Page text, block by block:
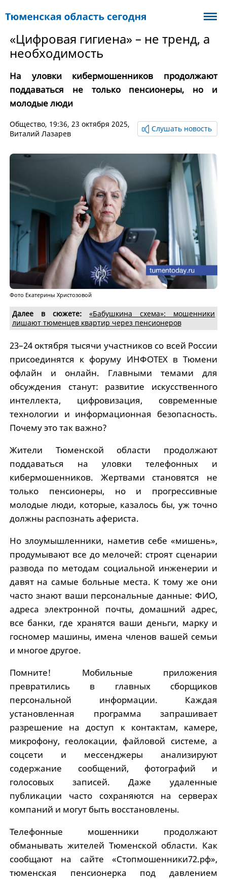
«Цифровая гигиена» – не тренд, а
необходимость
На уловки кибермошенников продолжают
поддаваться не только пенсионеры, но и
молодые люди
Общество, 19:36, 23 октября 2025,
Виталий Лазарев
Слушать новость
Фото Екатерины Христозовой
Далее в сюжете:
«Бабушкина схема»: мошенники
лишают тюменцев квартир через пенсионеров
23–24 октября тысячи участников со всей России
присоединятся к форуму ИНФОТЕХ в Тюмени
офлайн и онлайн. Главными темами для
обсуждения станут: развитие искусственного
интеллекта, цифровизация, современные
технологии и информационная безопасность.
Почему это так важно?
Жители Тюменской области продолжают
поддаваться на уловки телефонных и
кибермошенников. Жертвами становятся не
только пенсионеры, но и прогрессивные
молодые люди, которые, казалось бы, уж точно
должны распознать афериста.
Но злоумышленники, наметив себе «мишень»,
продумывают все до мелочей: строят сценарии
развода по методам социальной инженерии и
давят на самые больные места. К тому же они
часто знают ваши персональные данные: ФИО,
адреса электронной почты, домашний адрес,
все банки, где хранятся ваши деньги, марку и
госномер машины, имена членов вашей семьи
и многое другое.
Помните! Мобильные приложения
превратились в главных сборщиков
персональной информации. Каждая
установленная программа запрашивает
разрешение на доступ к контактам, камере,
микрофону, геолокации, файловой системе, а
соцсети и мессенджеры анализируют
содержание сообщений, фотографий и
голосовых записей. Даже удаленные
публикации часто сохраняются на серверах
компаний и могут быть восстановлены.
Телефонные мошенники продолжают
обманывать жителей Тюменской области. Как
сообщают на сайте «Стопмошенники72.рф»,
тюменская пенсионерка под давлением